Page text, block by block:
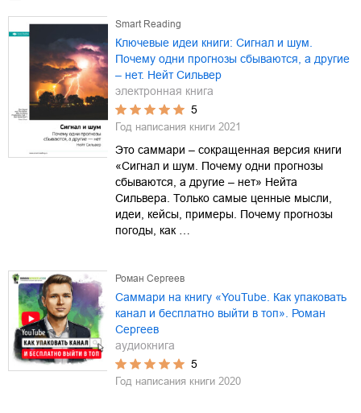
Smart Reading
Ключевые идеи книги: Сигнал и шум.
Почему одни прогнозы сбываются, а другие
– нет. Нейт Сильвер
электронная книга
5
Год написания книги 2021
Это саммари – сокращенная версия книги
«Сигнал и шум. Почему одни прогнозы
сбываются, а другие – нет» Нейта
Сильвера. Только самые ценные мысли,
идеи, кейсы, примеры. Почему прогнозы
погоды, как …
Роман Сергеев
Саммари на книгу «YouTube. Как упаковать
канал и бесплатно выйти в топ». Роман
Сергеев
аудиокнига
5
Год написания книги 2020